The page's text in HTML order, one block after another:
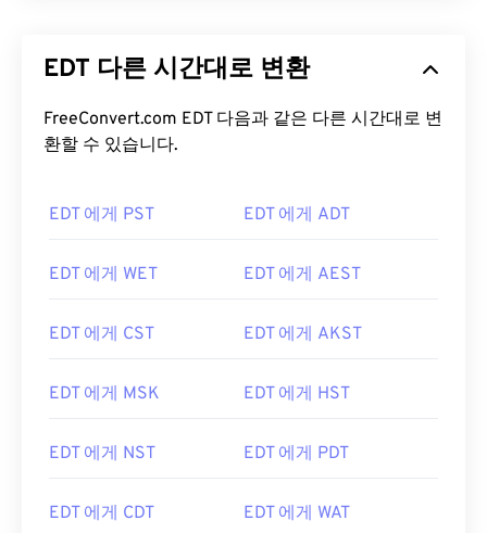
EDT 다른 시간대로 변환
FreeConvert.com EDT 다음과 같은 다른 시간대로 변
환할 수 있습니다.
EDT 에게 PST EDT 에게 ADT
EDT 에게 WET EDT 에게 AEST
EDT 에게 CST EDT 에게 AKST
EDT 에게 MSK EDT 에게 HST
EDT 에게 NST EDT 에게 PDT
EDT 에게 CDT EDT 에게 WAT